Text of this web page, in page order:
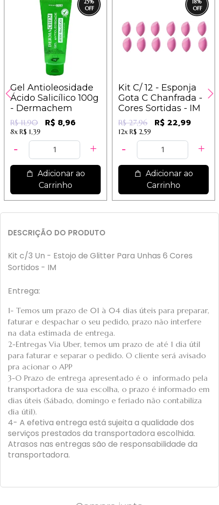
25%
Gel Antioleosidade
Ácido Salicílico 100g
- Dermachem
R$ 11,90 R$ 8,96
8x R$ 1,39
Adicionar ao
Carrinho
18%
Kit C/ 12 - Esponja
Gota C Chanfrada -
Cores Sortidas - IM
R$ 27,96 R$ 22,99
12x R$ 2,59
Adicionar ao
Carrinho
DESCRIÇÃO DO PRODUTO
Kit c/3 Un - Estojo de Glitter Para Unhas 6 Cores
Sortidos - IM
Entrega:
1- Temos um prazo de 01 à 04 dias úteis para preparar,
faturar e despachar o seu pedido, prazo não interfere
na data estimada de entrega.
2-Entregas Via Uber, temos um prazo de até 1 dia útil
para faturar e separar o pedido. O cliente será avisado
pra acionar o APP
3-O Prazo de entrega apresentado é o informado pela
transportadora de sua escolha, o prazo é informado em
dias úteis (Sábado, domingo e feriado não contabiliza
dia útil).
4- A efetiva entrega está sujeita a qualidade dos
serviços prestados da transportadora escolhida.
Atrasos nas entregas são de responsabilidade da
transportadora.